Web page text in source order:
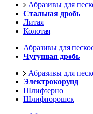
Абразивы для
Стальная дробь
Литая
Колотая
Абразивы для
Чугунная дробь
Абразивы для
Электрокорунд
Шлифзерно
Шлифпорошок